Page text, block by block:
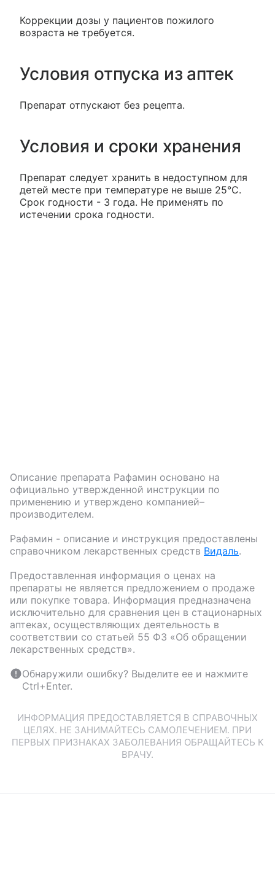
Коррекции дозы у пациентов пожилого
возраста не требуется.
Условия отпуска из аптек
Препарат отпускают без рецепта.
Условия и сроки хранения
Препарат следует хранить в недоступном для
детей месте при температуре не выше 25°С.
Срок годности - 3 года. Не применять по
истечении срока годности.
Описание препарата Рафамин основано на
официально утвержденной инструкции по
применению и утверждено компанией–
производителем.
Рафамин - описание и инструкция предоставлены
справочником лекарственных средств Видаль.
Предоставленная информация о ценах на
препараты не является предложением о продаже
или покупке товара. Информация предназначена
исключительно для сравнения цен в стационарных
аптеках, осуществляющих деятельность в
соответствии со статьей 55 ФЗ «Об обращении
лекарственных средств».
Обнаружили ошибку? Выделите ее и нажмите
Ctrl+Enter.
ИНФОРМАЦИЯ ПРЕДОСТАВЛЯЕТСЯ В СПРАВОЧНЫХ
ЦЕЛЯХ. НЕ ЗАНИМАЙТЕСЬ САМОЛЕЧЕНИЕМ. ПРИ
ПЕРВЫХ ПРИЗНАКАХ ЗАБОЛЕВАНИЯ ОБРАЩАЙТЕСЬ К
ВРАЧУ.